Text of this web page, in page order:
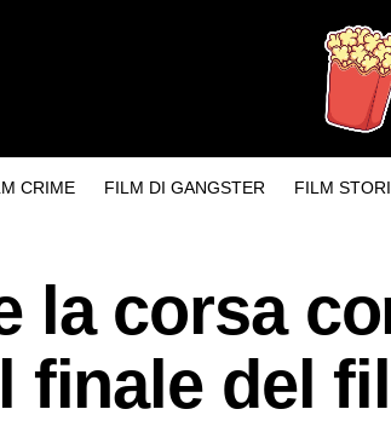
CRIME FILM DI GANGSTER FILM
la corsa
finale del